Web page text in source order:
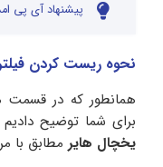
پیشنهاد آی پی
نحوه ریست کردن
همانطور که در قسمت
برای شما توضیح دادیم
یخچال هایر مطابق با